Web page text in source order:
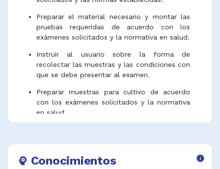
Preparar el material necesario y montar las
pruebas requeridas de acuerdo con los
exámenes solicitados y la normativa en salud.
Instruir al usuario sobre la forma de
recolectar las muestras y las condiciones con
que se debe presentar al examen.
Preparar muestras para cultivo de acuerdo
con los exámenes solicitados y la normativa
en salud.
Verificar la correcta rotulación y transporte
psychology Conocimientos info